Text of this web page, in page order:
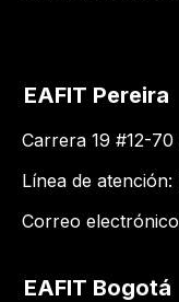
EAFIT Pereira
Carrera 19 #12-
Línea de atención:
Correo
EAFIT Bogotá